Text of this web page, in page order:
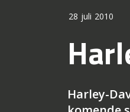
28 juli 2010
Harley-